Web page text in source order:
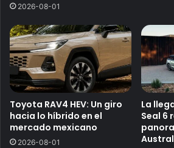
2026-08-01
Toyota RAV4 HEV: Un giro
hacia lo híbrido en el
mercado mexicano
2026-08-01
La
Seal 6